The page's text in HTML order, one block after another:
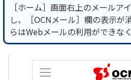
［ホーム］画面右上のメールア
し、［OCNメール］欄の表示が
らはWebメールの利用ができな